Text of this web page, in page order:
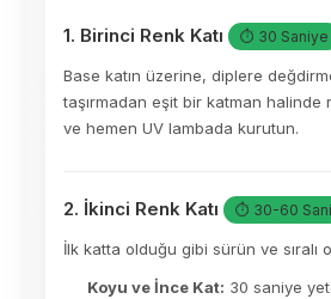
1. Birinci Renk Katı ⏱ 30 Saniye
Base katın üzerine, diplere
taşırmadan eşit bir katman halinde
ve hemen UV lambada kurutun.
2. İkinci Renk Katı ⏱ 30-60
İlk katta olduğu gibi sürün ve sıralı
Koyu ve İnce Kat: 30 saniye